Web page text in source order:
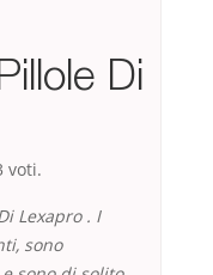
Di
voti.
Lexapro . I
sono